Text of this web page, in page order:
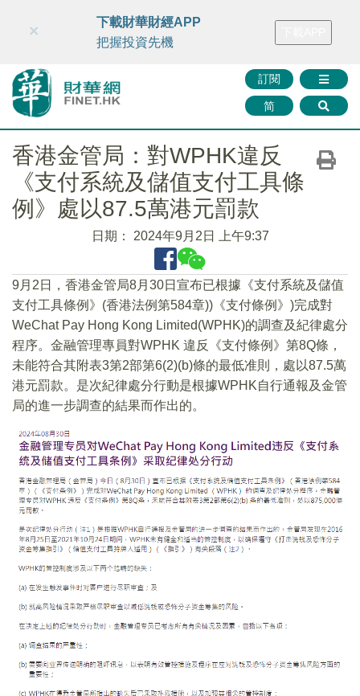
財華智庫網 FINTV FINMETA 財華證券 媒體矩陣
訂閱
简
×
下載財華財經APP
把握投資先機
香港金管局：對WPHK違反
《支付系統及儲值支付工具條
例》處以87.5萬港元罰款
日期： 2024年9月2日 上午9:37
9月2日，香港金管局8月30日宣布已根據《支付系統及儲值
支付工具條例》(香港法例第584章))《支付條例》)完成對
WeChat Pay Hong Kong Limited(WPHK)的調查及紀律處分
程序。金融管理專員對WPHK 違反《支付條例》第8Q條，
未能符合其附表3第2部第6(2)(b)條的最低准則，處以87.5萬
港元罰款。是次紀律處分行動是根據WPHK自行通報及金管
局的進一步調查的結果而作出的。